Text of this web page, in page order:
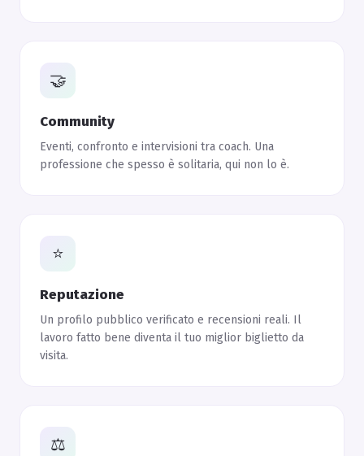
🤝
Community
Eventi, confronto e intervisioni tra coach. Una
professione che spesso è solitaria, qui non lo è.
⭐
Reputazione
Un profilo pubblico verificato e recensioni reali. Il
lavoro fatto bene diventa il tuo miglior biglietto da
visita.
⚖️